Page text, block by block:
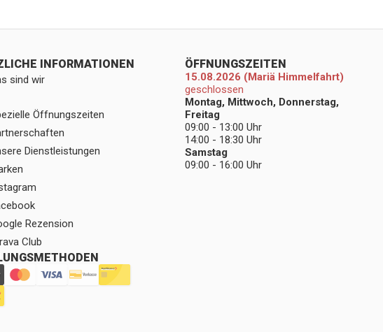
INFORMATIONEN
sind wir
Öffnungszeiten
Dienstleistungen
Rezension
Club
ÖFFNUNGSZEITEN
15.08.2026 (Mariä Himmelfahrt)
geschlossen
Montag, Mittwoch, Donnerstag,
Freitag
09:00 - 13:00 Uhr
14:00 - 18:30 Uhr
Samstag
09:00 - 16:00 Uhr